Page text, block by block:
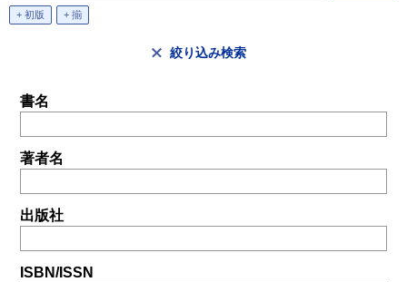
+ 初版 + 揃
絞り込み検索
書名
著者名
出版社
ISBN/ISSN